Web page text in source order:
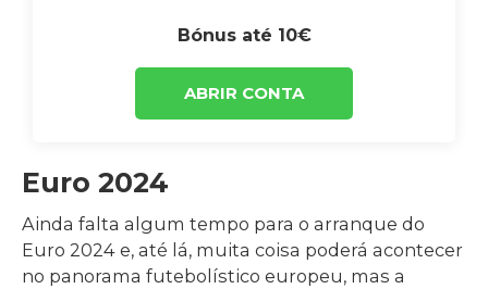
Bónus até 10€
ABRIR CONTA
Euro 2024
Ainda falta algum tempo para o arranque do
Euro 2024 e, até lá, muita coisa poderá acontecer
no panorama futebolístico europeu, mas a